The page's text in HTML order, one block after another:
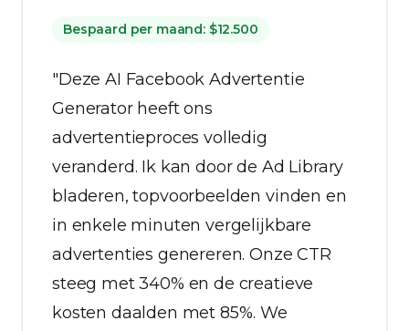
Bespaard per maand: $12.500
"Deze AI Facebook Advertentie
Generator heeft ons
advertentieproces volledig
veranderd. Ik kan door de Ad Library
bladeren, topvoorbeelden vinden en
in enkele minuten vergelijkbare
advertenties genereren. Onze CTR
steeg met 340% en de creatieve
kosten daalden met 85%. We